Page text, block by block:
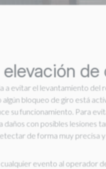
a evitar el levantamiento del
bloqueo de giro está
su funcionamiento. Para
daños con posibles lesiones
de forma muy precisa
evento al operador